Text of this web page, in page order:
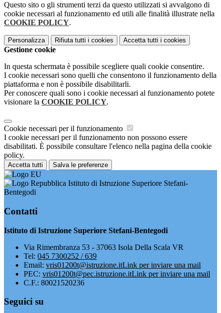
Questo sito o gli strumenti terzi da questo utilizzati si avvalgono di
cookie necessari al funzionamento ed utili alle finalità illustrate nella
COOKIE POLICY.
Personalizza Rifiuta tutti i cookies Accetta tutti i cookies
Gestione cookie
In questa schermata è possibile scegliere quali cookie consentire.
I cookie necessari sono quelli che consentono il funzionamento della
piattaforma e non è possibile disabilitarli.
Per conoscere quali sono i cookie necessari al funzionamento potete
visionare la COOKIE POLICY.
Cookie necessari per il funzionamento
I cookie necessari per il funzionamento non possono essere
disabilitati. È possibile consultare l'elenco nella pagina della cookie
policy.
Accetta tutti Salva le preferenze
Istituto di Istruzione Superiore Stefani-
Bentegodi
Contatti
Istituto di Istruzione Superiore Stefani-Bentegodi
Via Rimembranza 53 - 37063 Isola Della Scala VR
Tel: 045 7300252 / 639
Email: vris01200t@istruzione.itLink per inviare una mail
PEC: vris01200t@pec.istruzione.itLink per inviare una mail
C.F.: 80021520236
Seguici su